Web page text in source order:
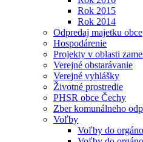
Rok 2015
Rok 2014
Odpredaj majetku obce
Hospodárenie
Projekty v oblasti
Verejné obstarávanie
Verejné vyhlášky
Životné prostredie
PHSR obce Čechy
Zber komunálneho
Voľby
Voľby do